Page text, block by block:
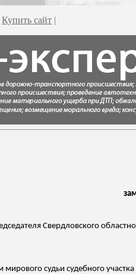
Купить сайт |
Свердловского
судьи судебного участка